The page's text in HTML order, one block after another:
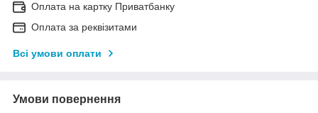
Оплата на картку Приватбанку
Оплата за реквізитами
Всі умови оплати
Умови повернення